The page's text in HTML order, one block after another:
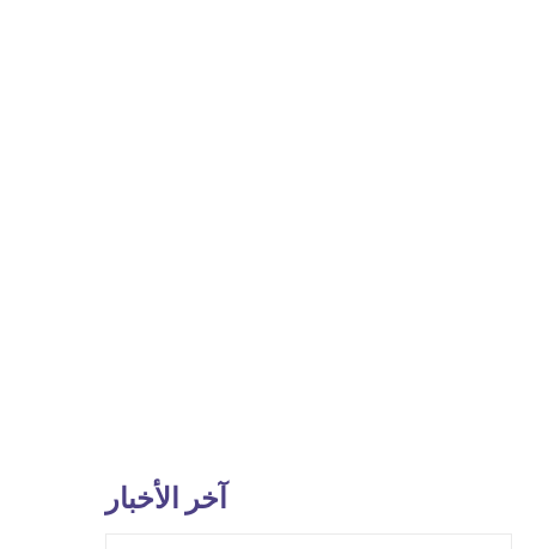
آخر الأخبار